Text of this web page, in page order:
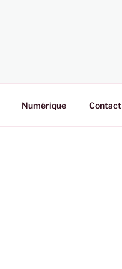
Numérique Contact